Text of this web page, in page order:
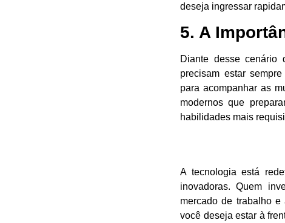
deseja ingressar
5. A
Diante desse cenário
precisam estar
para acompanhar as
modernos que
habilidades mais
A tecnologia está
inovadoras. Quem
mercado de trabalho
você deseja estar à